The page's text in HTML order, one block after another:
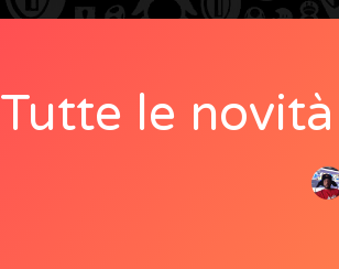
Tutte le